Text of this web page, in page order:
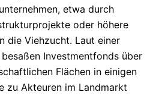
etwa durch
oder höhere
die Viehzucht. Laut einer
Investmentfonds über
Flächen in einigen
zu Akteuren im Landmarkt